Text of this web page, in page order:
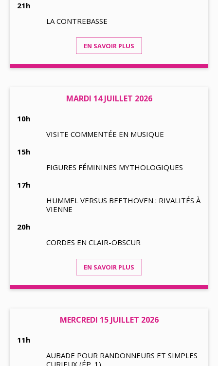
21h
LA CONTREBASSE
EN SAVOIR PLUS
MARDI 14 JUILLET 2026
10h
VISITE COMMENTÉE EN MUSIQUE
15h
FIGURES FÉMININES MYTHOLOGIQUES
17h
HUMMEL VERSUS BEETHOVEN : RIVALITÉS À
VIENNE
20h
CORDES EN CLAIR-OBSCUR
EN SAVOIR PLUS
MERCREDI 15 JUILLET 2026
11h
AUBADE POUR RANDONNEURS ET SIMPLES
CURIEUX (ÉP. 1)